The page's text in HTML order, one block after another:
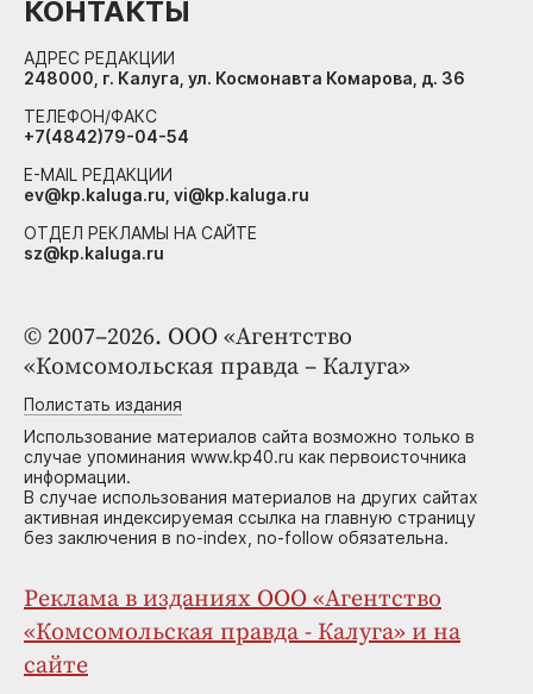
© 2007–2026. ООО «Агентство
«Комсомольская правда – Калуга»
Полистать издания
Использование материалов сайта возможно только в
случае упоминания www.kp40.ru как первоисточника
информации.
В случае использования материалов на других сайтах
активная индексируемая ссылка на главную страницу
без заключения в no-index, no-follow обязательна.
Реклама в изданиях ООО «Агентство
«Комсомольская правда - Калуга» и на
сайте
КОНТАКТЫ
АДРЕС РЕДАКЦИИ
248000, г. Калуга, ул. Космонавта Комарова, д. 36
ТЕЛЕФОН/ФАКС
+7(4842)79-04-54
E-MAIL РЕДАКЦИИ
ev@kp.kaluga.ru, vi@kp.kaluga.ru
ОТДЕЛ РЕКЛАМЫ НА САЙТЕ
sz@kp.kaluga.ru